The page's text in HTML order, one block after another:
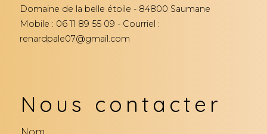
Domaine de la belle étoile - 84800 Saumane
Mobile : 06 11 89 55 09 - Courriel :
renardpale07@gmail.com
Nous contacter